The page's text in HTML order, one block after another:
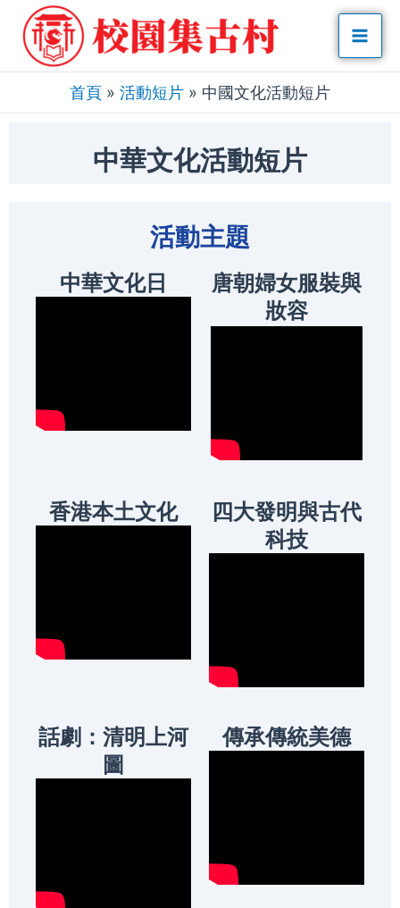
Skip
content
首頁 » 活動短片 » 中國文化活動短片
中華文化活動短片
活動主題
中華文化日
唐朝婦女服裝與
妝容
香港本土文化
四大發明與古代
科技
話劇：清明上河
圖
傳承傳統美德